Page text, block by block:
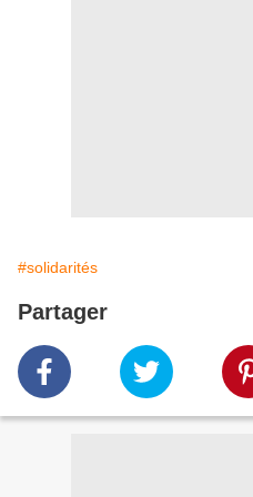
#solidarités
Partager